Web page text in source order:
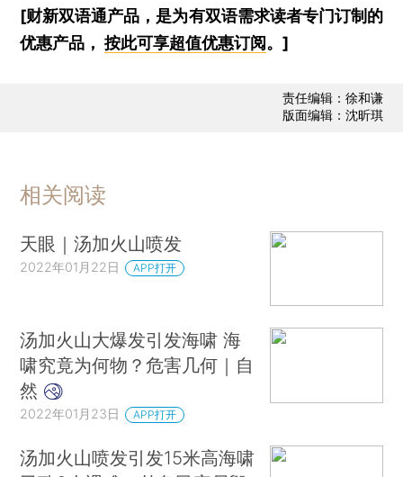
[财新双语通产品，是为有双语需求读者专门订制的
优惠产品，按此可享超值优惠订阅 。]
责任编辑：徐和谦
版面编辑：沈昕琪
相关阅读
天眼｜汤加火山喷发
2022年01月22日 APP打开
汤加火山大爆发引发海啸 海
啸究竟为何物？危害几何｜自
然
2022年01月23日 APP打开
汤加火山喷发引发15米高海啸